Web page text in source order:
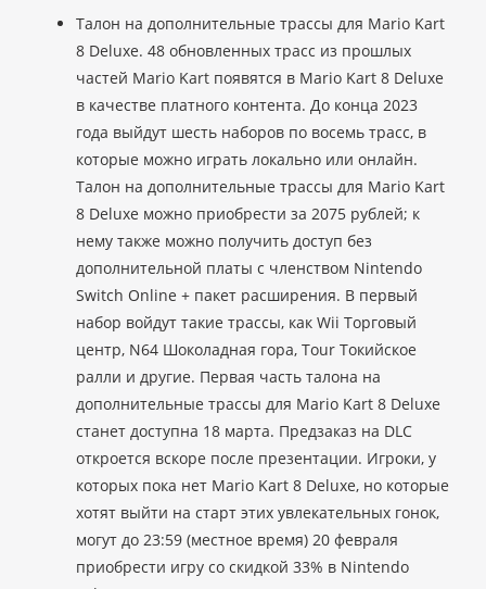
Талон на дополнительные трассы для Mario Kart
8 Deluxe. 48 обновленных трасс из прошлых
частей Mario Kart появятся в Mario Kart 8 Deluxe
в качестве платного контента. До конца 2023
года выйдут шесть наборов по восемь трасс, в
которые можно играть локально или онлайн.
Талон на дополнительные трассы для Mario Kart
8 Deluxe можно приобрести за 2075 рублей; к
нему также можно получить доступ без
дополнительной платы с членством Nintendo
Switch Online + пакет расширения. В первый
набор войдут такие трассы, как Wii Торговый
центр, N64 Шоколадная гора, Tour Токийское
ралли и другие. Первая часть талона на
дополнительные трассы для Mario Kart 8 Deluxe
станет доступна 18 марта. Предзаказ на DLC
откроется вскоре после презентации. Игроки, у
которых пока нет Mario Kart 8 Deluxe, но которые
хотят выйти на старт этих увлекательных гонок,
могут до 23:59 (местное время) 20 февраля
приобрести игру со скидкой 33% в Nintendo